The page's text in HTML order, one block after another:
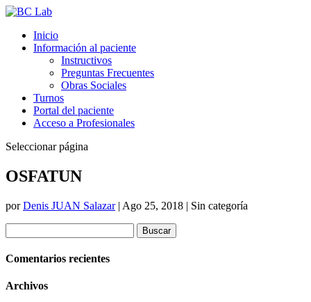
Inicio
Información al paciente
Instructivos
Preguntas Frecuentes
Obras Sociales
Turnos
Portal del paciente
Acceso a Profesionales
Seleccionar página
OSFATUN
porDenis JUAN Salazar| Ago 25, 2018 | Sin categoría
Comentarios recientes
Archivos